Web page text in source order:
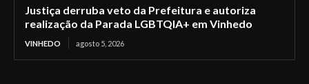
Justiça derruba veto da Prefeitura e autoriza
realização da Parada LGBTQIA+ em Vinhedo
VINHEDO agosto 5, 2026